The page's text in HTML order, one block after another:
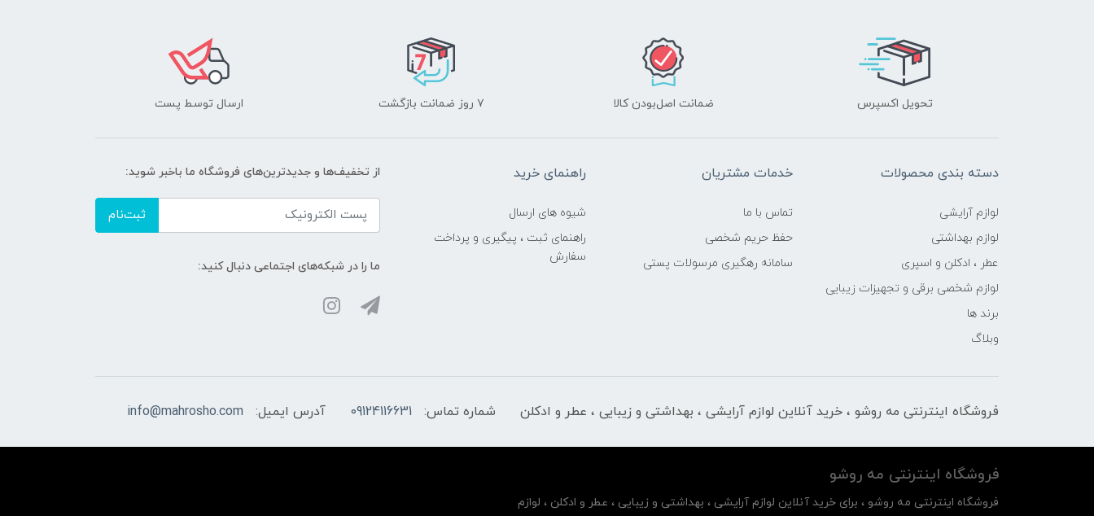
تحویل اکسپرس ضمانت اصل‌بودن کالا ۷ روز ضمانت بازگشت ارسال توسط پست
دسته بندی محصولات
لوازم آرایشی
لوازم بهداشتی
عطر ، ادکلن و اسپری
لوازم شخصی برقی و تجهیزات زیبایی
برند ها
وبلاگ
خدمات مشتریان
تماس با ما
حفظ حریم شخصی
سامانه رهگیری مرسولات پستی
راهنمای خرید
شیوه های ارسال
راهنمای ثبت ، پیگیری و پرداخت
سفارش
از تخفیف‌ها و جدیدترین‌های فروشگاه ما باخبر شوید:
ثبت‌نام
ما را در شبکه‌های اجتماعی دنبال کنید:
فروشگاه اینترنتی مه‌ رو‌شو ، خرید آنلاین لوازم آرایشی ، بهداشتی و زیبایی ، عطر و ادکلن شماره تماس: 09124116631 آدرس ایمیل: info@mahrosho.com
فروشگاه اینترنتی مه‌ رو‌شو
فروشگاه اینترنتی مه‌ رو‌شو ، برای خرید آنلاین لوازم آرایشی ، بهداشتی و زیبایی ، عطر و ادکلن ، لوازم